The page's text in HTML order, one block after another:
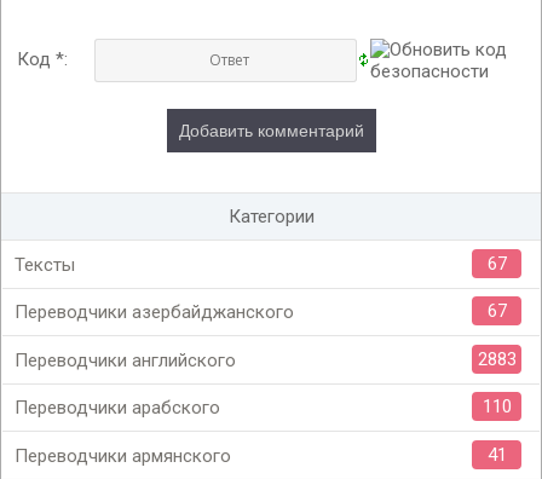
Код *:
Категории
Тексты 67
Переводчики азербайджанского 67
Переводчики английского 2883
Переводчики арабского 110
Переводчики армянского 41